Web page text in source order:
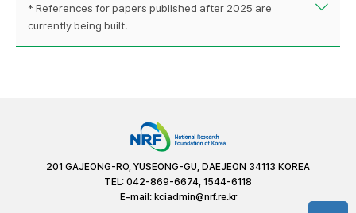
* References for papers published after 2025 are
currently being built.
201 GAJEONG-RO, YUSEONG-GU, DAEJEON 34113 KOREA
TEL: 042-869-6674, 1544-6118
E-mail: kciadmin@nrf.re.kr